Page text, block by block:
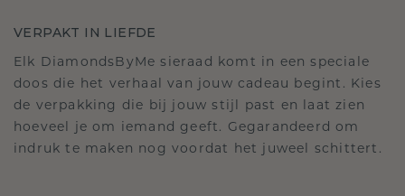
VERPAKT IN LIEFDE
Elk DiamondsByMe sieraad komt in een speciale
doos die het verhaal van jouw cadeau begint. Kies
de verpakking die bij jouw stijl past en laat zien
hoeveel je om iemand geeft. Gegarandeerd om
indruk te maken nog voordat het juweel schittert.